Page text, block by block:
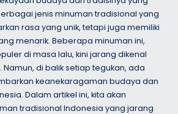
jenis minuman tradisional yang
rasa yang unik, tetapi juga memiliki
menarik. Beberapa minuman ini,
di masa lalu, kini jarang dikenal
di balik setiap tegukan, ada
keanekaragaman budaya dan
Dalam artikel ini, kita akan
tradisional Indonesia yang jarang